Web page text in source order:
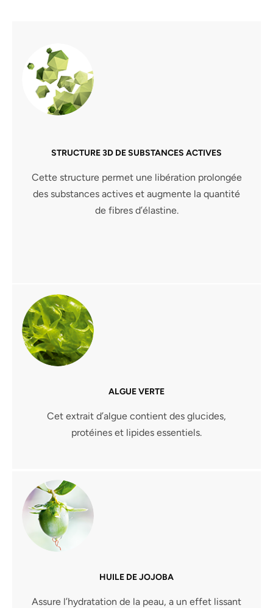
STRUCTURE 3D DE SUBSTANCES ACTIVES
Cette structure permet une libération prolongée
des substances actives et augmente la quantité
de fibres d’élastine.
ALGUE VERTE
Cet extrait d’algue contient des glucides,
protéines et lipides essentiels.
HUILE DE JOJOBA
Assure l’hydratation de la peau, a un effet lissant